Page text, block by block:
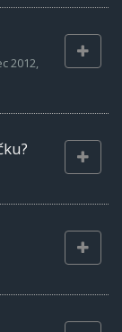
2012,